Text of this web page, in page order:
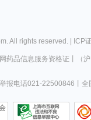
. All rights reserved. | ICP
药品信息服务资格证 （
报电话021-22500846 全